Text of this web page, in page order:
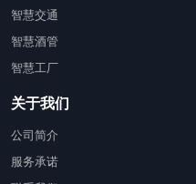
智慧交通
智慧酒管
智慧工厂
关于我们
公司简介
服务承诺